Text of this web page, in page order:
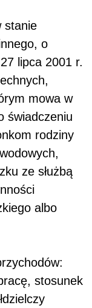
stanie
o
lipca 2001 r.
mowa w
świadczeniu
rodziny
ze służbą
albo
stosunek